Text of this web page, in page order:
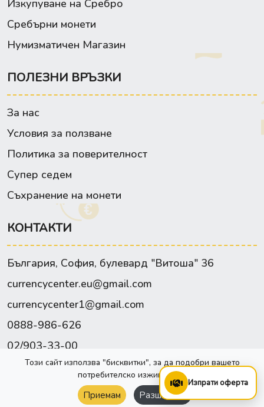
Изкупуване на Сребро
Сребърни монети
Нумизматичен Магазин
ПОЛЕЗНИ ВРЪЗКИ
За нас
Условия за ползване
Политика за поверителност
Супер седем
Съхранение на монети
КОНТАКТИ
България, София, булевард "Витоша" 36
currencycenter.eu@gmail.com
currencycenter1@gmail.com
0888-986-626
02/903-33-00
Facebook
Сайта е изработен от:Webixty©
Изпрати оферта
Този сайт използва "бисквитки", за да подобри вашето
потребителско изживяване.
Приемам Разширени